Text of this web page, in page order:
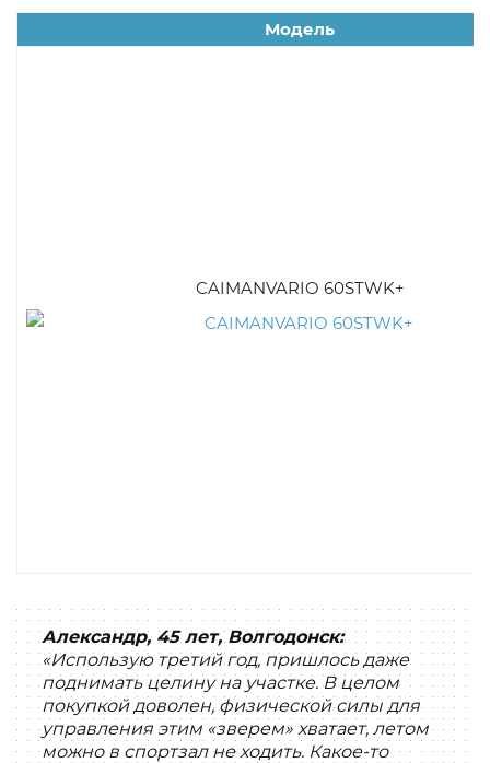
Модель
CAIMANVARIO 60STWK+
Александр, 45 лет, Волгодонск:
«Использую третий год, пришлось даже
поднимать целину на участке. В целом
покупкой доволен, физической силы для
управления этим «зверем» хватает, летом
можно в спортзал не ходить. Какое-то